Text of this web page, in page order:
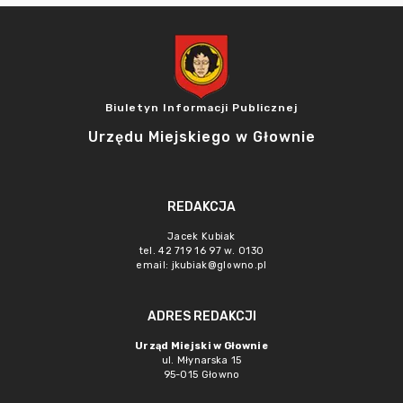
Biuletyn Informacji Publicznej
Urzędu Miejskiego w Głownie
REDAKCJA
Jacek Kubiak
tel. 42 719 16 97 w. 0130
email: jkubiak@glowno.pl
ADRES REDAKCJI
Urząd Miejski w Głownie
ul. Młynarska 15
95-015 Głowno